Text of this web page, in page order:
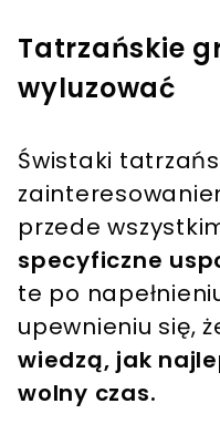
Tatrzańskie
wyluzować
Świstaki
przede
specyficzne
te po
upewnieniu się,
wiedzą, jak
wolny czas.